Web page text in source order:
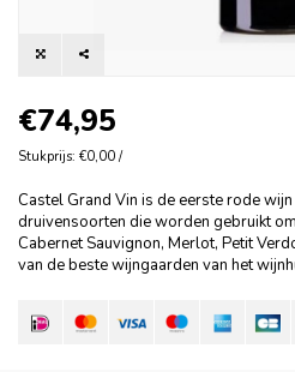
€74,95
Stukprijs: €0,00 /
Castel Grand Vin is de eerste rode
druivensoorten die worden gebruikt
Cabernet Sauvignon, Merlot, Petit
van de beste wijngaarden van het